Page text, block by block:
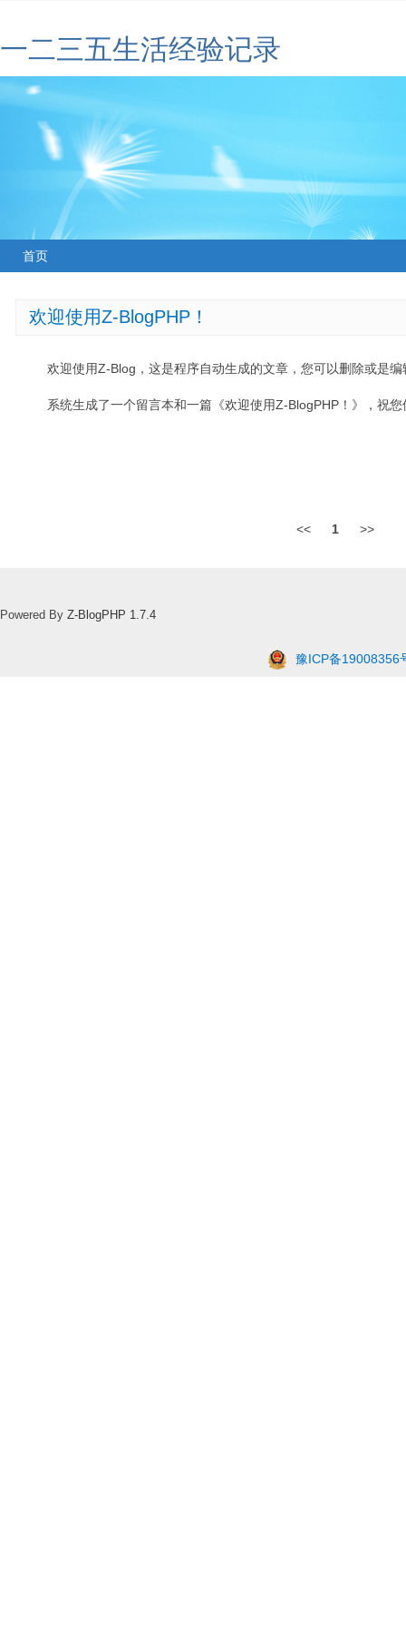
一二三五生活经验记录
首页
欢迎使用Z-BlogPHP！
欢迎使用Z-Blog，这是程序自动生成的文章，您可以删除或是编
系统生成了一个留言本和一篇《欢迎使用Z-BlogPHP！》，祝
<< 1 >>
Powered By Z-BlogPHP 1.7.4
豫ICP备19008356